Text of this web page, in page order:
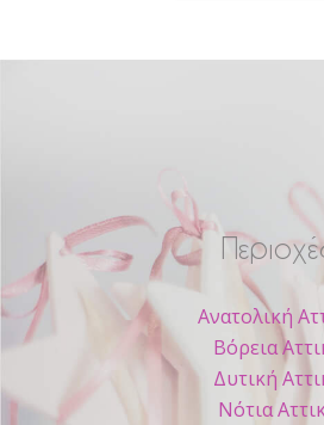
Ανατολική
Βόρεια
Δυτική
Νότια